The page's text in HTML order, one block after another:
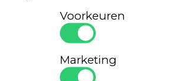
producten
Gilder Synthetisch Superior
Art. VADBG42TH
Voorkeuren
Marketing